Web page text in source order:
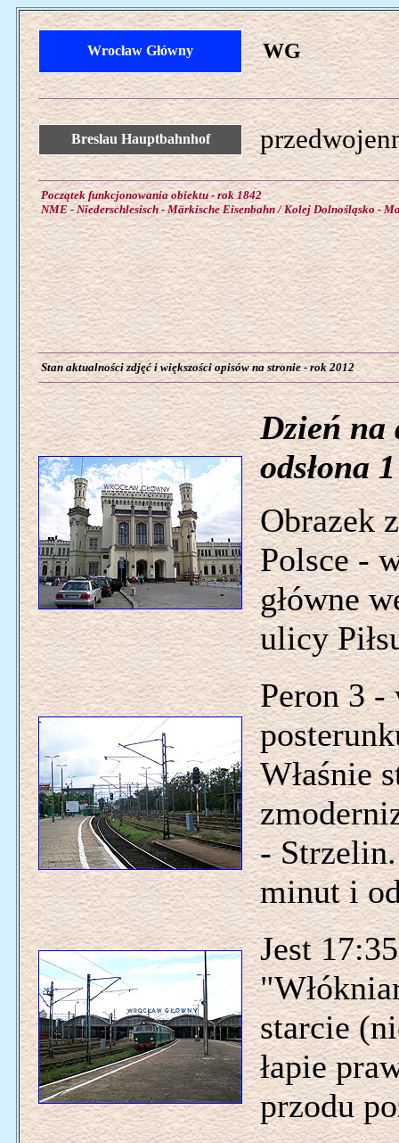
Wrocław Główny WG
Breslau Hauptbahnhof
Początek funkcjonowania obiektu - rok 1842
NME - Niederschlesisch - Märkische Eisenbahn / Kolej Dolnośląsko -
Stan aktualności zdjęć i większości opisów na stronie - rok 2012
Dzień na
odsłona
Obrazek
Polsce -
główne
ulicy
Peron 3 -
Właśnie
-
minut i
Jest
starcie
łapie
przodu